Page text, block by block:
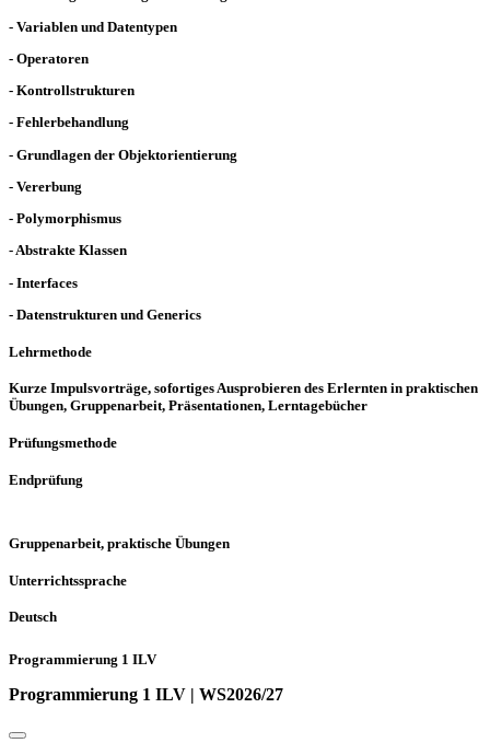
- Variablen und Datentypen
- Operatoren
- Kontrollstrukturen
- Fehlerbehandlung
- Grundlagen der Objektorientierung
- Vererbung
- Polymorphismus
- Abstrakte Klassen
- Interfaces
- Datenstrukturen und Generics
Lehrmethode
Kurze Impulsvorträge, sofortiges Ausprobieren des Erlernten in praktischen
Übungen, Gruppenarbeit, Präsentationen, Lerntagebücher
Prüfungsmethode
Endprüfung
Gruppenarbeit, praktische Übungen
Unterrichtssprache
Deutsch
Programmierung 1 ILV
Programmierung 1 ILV | WS2026/27